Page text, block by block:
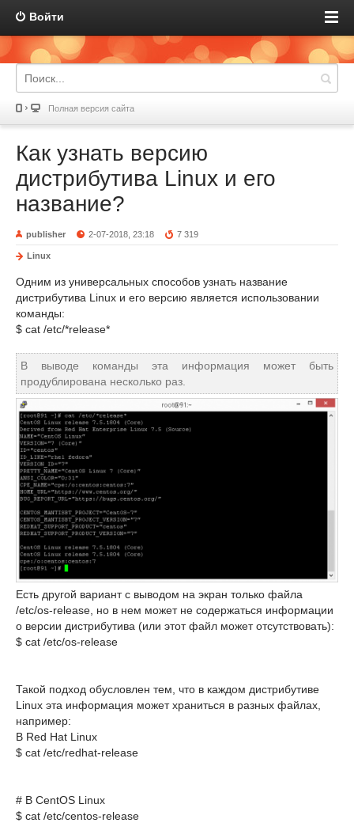
Войти
Полная версия сайта
Как узнать версию
дистрибутива Linux и его
название?
publisher 2-07-2018, 23:18 7 319
Linux
Одним из универсальных способов узнать название
дистрибутива Linux и его версию является использовании
команды:
$ cat /etc/*release*
В выводе команды эта информация может быть
продублирована несколько раз.
Есть другой вариант с выводом на экран только файла
/etc/os-release, но в нем может не содержаться информации
о версии дистрибутива (или этот файл может отсутствовать):
$ cat /etc/os-release
Такой подход обусловлен тем, что в каждом дистрибутиве
Linux эта информация может храниться в разных файлах,
например:
В Red Hat Linux
$ cat /etc/redhat-release
# В CentOS Linux
$ cat /etc/centos-release